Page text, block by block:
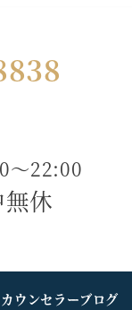
～22:00
休
カウンセラーブログ